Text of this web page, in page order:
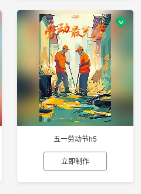
五一劳动节h5
立即制作